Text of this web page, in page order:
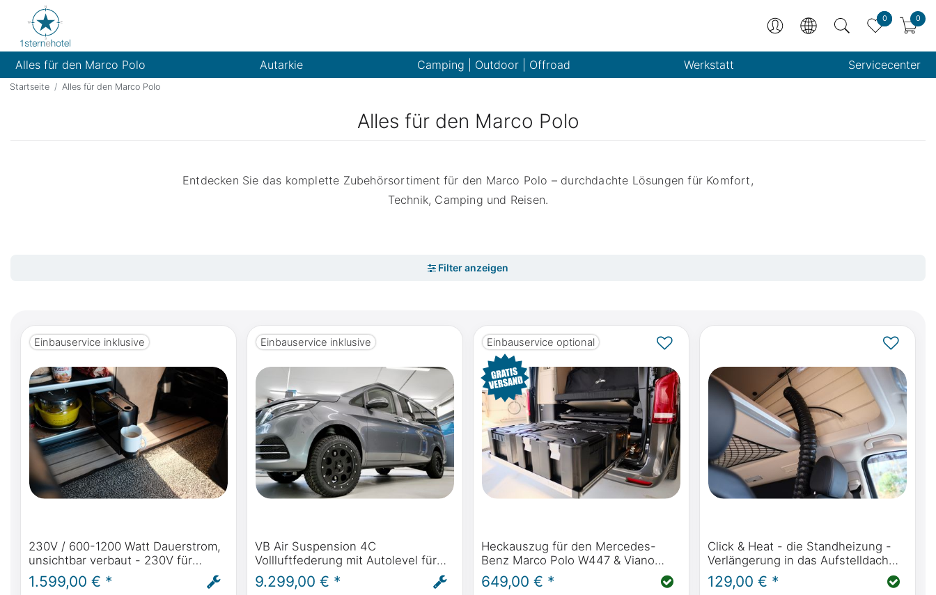
0 0
Alles für den Marco Polo Autarkie Camping | Outdoor | Offroad Werkstatt Servicecenter
Startseite Alles für den Marco Polo
Alles für den Marco Polo
Entdecken Sie das komplette Zubehörsortiment für den Marco Polo – durchdachte Lösungen für Komfort,
Technik, Camping und Reisen.
Einbauservice inklusive
230V / 600-1200 Watt Dauerstrom,
unsichtbar verbaut - 230V für
Mercedes-Benz Marco Polo (W447)
ab BJ2014 autark Strom im Marco
1.599,00 € *
Einbauservice inklusive
VB Air Suspension 4C
Vollluftfederung mit Autolevel für
Mercedes-Benz V Klasse, Marco
Polo, Horizon, Activity - inkl. Einbau
9.299,00 € *
Einbauservice optional
Heckauszug für den Mercedes-
Benz Marco Polo W447 & Viano
Marco Polo W639 oder Mercedes-
Benz Marco Polo Horizon & Activity
649,00 € *
Click & Heat - die Standheizung -
Verlängerung in das Aufstelldach
für den Mercedes-Benz Marco
Polo, Horizon, Activity (W447) oder
129,00 € *